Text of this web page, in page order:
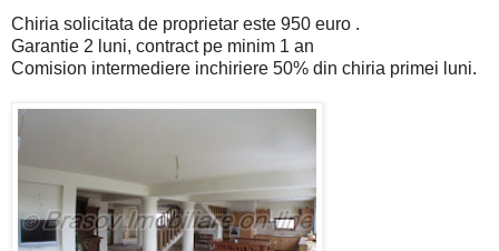
Chiria solicitata de proprietar este 950 euro .
Garantie 2 luni, contract pe minim 1 an
Comision intermediere inchiriere 50% din chiria primei luni.